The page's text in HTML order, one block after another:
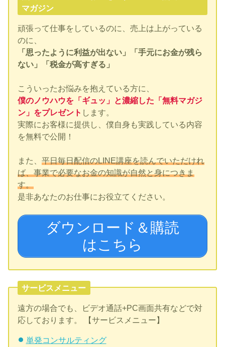
マガジン
頑張って仕事をしているのに、売上は上がっている
のに、
「思ったように利益が出ない」「手元にお金が残ら
ない」「税金が高すぎる」
こういったお悩みを抱えている方に、
僕のノウハウを「ギュッ」と濃縮した「無料マガジ
ン」をプレゼント します。
実際にお客様に提供し、僕自身も実践している内容
を無料で公開！
また、平日毎日配信のLINE講座を読んでいただけれ
ば、事業で必要なお金の知識が自然と身につきま
す。
是非あなたのお仕事にお役立てください。
ダウンロード＆購読
はこちら
サービスメニュー
遠方の場合でも、ビデオ通話+PC画面共有などで対
応しております。 【サービスメニュー】
単発コンサルティング